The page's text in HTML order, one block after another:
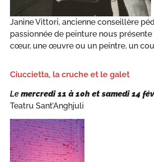
Janine Vittori, ancienne conseillère
passionnée de peinture nous
cœur, une œuvre ou un peintre, un
Ciuccietta, la cruche et le galet
Le mercredi 11 à 10h et samedi 14
Teatru Sant’Anghjuli